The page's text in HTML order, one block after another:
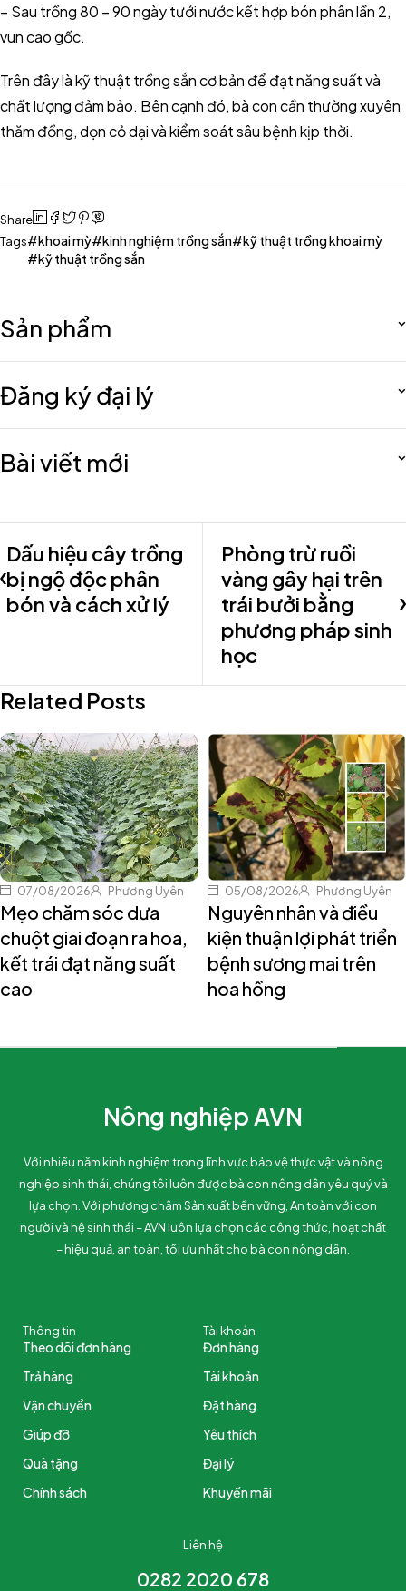
– Sau trồng 80 – 90 ngày tưới nước kết hợp bón phân lần 2,
vun cao gốc.
Trên đây là kỹ thuật trồng sắn cơ bản để đạt năng suất và
chất lượng đảm bảo. Bên cạnh đó, bà con cần thường xuyên
thăm đồng, dọn cỏ dại và kiểm soát sâu bệnh kịp thời.
Share
Tags
khoai mỳ kinh nghiệm trồng sắn
kỹ thuật trồng khoai mỳ
kỹ thuật trồng sắn
Sản phẩm
Đăng ký đại lý
Bài viết mới
Dấu hiệu cây trồng
bị ngộ độc phân
bón và cách xử lý
Phòng trừ ruồi
vàng gây hại trên
trái bưởi bằng
phương pháp sinh
học
Related Posts
07/08/2026 Phương Uyên
Mẹo chăm sóc dưa
chuột giai đoạn ra hoa,
kết trái đạt năng suất
cao
05/08/2026 Phương Uyên
Nguyên nhân và điều
kiện thuận lợi phát triển
bệnh sương mai trên
hoa hồng
Nông nghiệp AVN
Với nhiều năm kinh nghiệm trong lĩnh vực bảo vệ thực vật và nông
nghiệp sinh thái, chúng tôi luôn được bà con nông dân yêu quý và
lựa chọn. Với phương châm Sản xuất bền vững, An toàn với con
người và hệ sinh thái – AVN luôn lựa chọn các công thức, hoạt chất
– hiệu quả, an toàn, tối ưu nhất cho bà con nông dân.
Thông tin
Theo dõi đơn hàng
Trả hàng
Vận chuyển
Giúp đỡ
Quà tặng
Chính sách
Tài khoản
Đơn hàng
Tài khoản
Đặt hàng
Yêu thích
Đại lý
Khuyến mãi
Liên hệ
0282 2020 678